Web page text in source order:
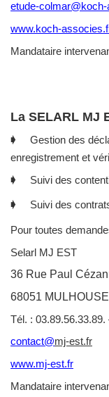
etude-
www.koch-
Mandataire
La SELARL MJ
🡂 Gestion des
enregistrement et
🡂 Suivi des
🡂 Suivi des
Pour toutes
Selarl MJ EST
36 Rue Paul
68051
Tél. :
contact@mj-est.fr
www.mj-est.fr
Mandataire